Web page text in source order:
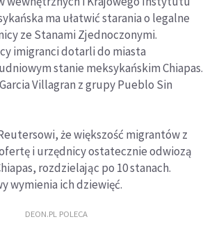
ma ułatwić starania o legalne
ze Stanami Zjednoczonymi.
imigranci dotarli do miasta
stanie meksykańskim Chiapas.
Villagran z grupy Pueblo Sin
że większość migrantów z
i urzędnicy ostatecznie odwiozą
rozdzielając po 10 stanach.
wymienia ich dziewięć.
DEON.PL POLECA